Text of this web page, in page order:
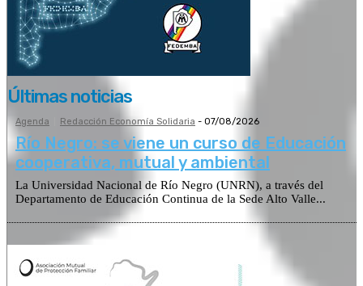
Últimas noticias
Agenda Redacción Economía Solidaria - 07/08/2026
Río Negro: se viene un curso de Educación
cooperativa, mutual y ambiental
La Universidad Nacional de Río Negro (UNRN), a través del
Departamento de Educación Continua de la Sede Alto Valle...